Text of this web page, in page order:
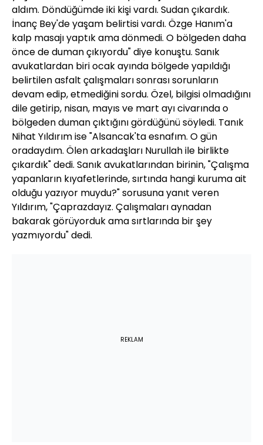
aldım. Döndüğümde iki kişi vardı. Sudan çıkardık.
İnanç Bey'de yaşam belirtisi vardı. Özge Hanım'a
kalp masajı yaptık ama dönmedi. O bölgeden daha
önce de duman çıkıyordu" diye konuştu. Sanık
avukatlardan biri ocak ayında bölgede yapıldığı
belirtilen asfalt çalışmaları sonrası sorunların
devam edip, etmediğini sordu. Özel, bilgisi olmadığını
dile getirip, nisan, mayıs ve mart ayı civarında o
bölgeden duman çıktığını gördüğünü söyledi. Tanık
Nihat Yıldırım ise "Alsancak'ta esnafım. O gün
oradaydım. Ölen arkadaşları Nurullah ile birlikte
çıkardık" dedi. Sanık avukatlarından birinin, "Çalışma
yapanların kıyafetlerinde, sırtında hangi kuruma ait
olduğu yazıyor muydu?" sorusuna yanıt veren
Yıldırım, "Çaprazdayız. Çalışmaları aynadan
bakarak görüyorduk ama sırtlarında bir şey
yazmıyordu" dedi.
REKLAM